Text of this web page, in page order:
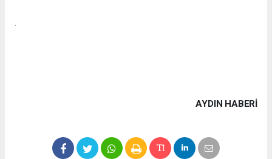
.
AYDIN HABERİ